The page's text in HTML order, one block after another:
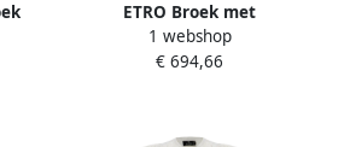
ETRO Broek met
jacquardpatroon Beige
Dames
1 webshop
€ 694,66